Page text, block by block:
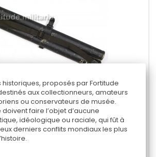
PORTE CANON MG
" bcr 43"
historiques, proposés par Fortitude
aux collectionneurs, amateurs
ou conservateurs de musée.
faire l’objet d’aucune
idéologique ou raciale, qui fût à
derniers conflits mondiaux les plus